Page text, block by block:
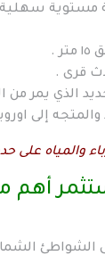
مستوية
.
قرى .
الذي يمر من
إلى
والمياه على
أهم